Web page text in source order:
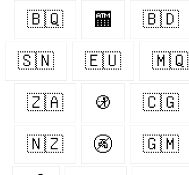
🇧🇶 🏧 🇧🇩
🇸🇳 🇪🇺 🇲🇶
🇿🇦 🚯 🇨🇬
🇳🇿 🚱 🇬🇲